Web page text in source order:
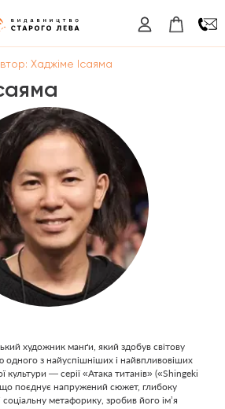
Хаджіме Ісаяма
художник манґи, який здобув світову
одного з найуспішніших і найвпливовіших
культури — серії «Атака титанів» («Shingeki
поєднує напружений сюжет, глибоку
метафорику, зробив його ім’я